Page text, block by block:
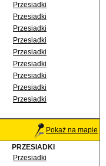
Przesiadki
Przesiadki
Przesiadki
Przesiadki
Przesiadki
Przesiadki
Przesiadki
Przesiadki
Przesiadki
Pokaż na mapie
PRZESIADKI
Przesiadki